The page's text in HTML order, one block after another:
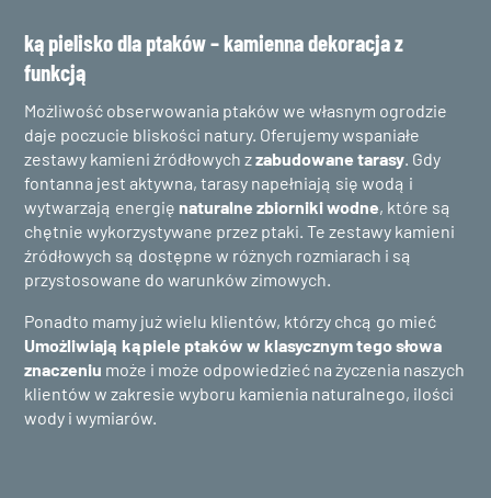
kąpielisko dla ptaków – kamienna dekoracja z
funkcją
Możliwość obserwowania ptaków we własnym ogrodzie
daje poczucie bliskości natury. Oferujemy wspaniałe
zestawy kamieni źródłowych z zabudowane tarasy. Gdy
fontanna jest aktywna, tarasy napełniają się wodą i
wytwarzają energię naturalne zbiorniki wodne, które są
chętnie wykorzystywane przez ptaki. Te zestawy kamieni
źródłowych są dostępne w różnych rozmiarach i są
przystosowane do warunków zimowych.
Ponadto mamy już wielu klientów, którzy chcą go mieć
Umożliwiają kąpiele ptaków w klasycznym tego słowa
znaczeniu może i może odpowiedzieć na życzenia naszych
klientów w zakresie wyboru kamienia naturalnego, ilości
wody i wymiarów.